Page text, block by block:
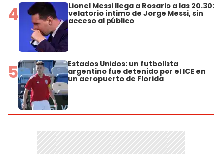
4 Lionel Messi llega a Rosario a las 20.30:
velatorio íntimo de Jorge Messi, sin
acceso al público
5 Estados Unidos: un futbolista
argentino fue detenido por el ICE en
un aeropuerto de Florida